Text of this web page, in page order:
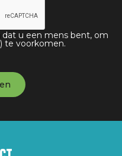
u een mens bent, om
te voorkomen.